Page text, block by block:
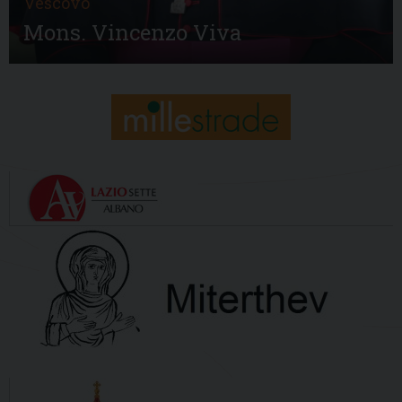
Mons. Vincenzo Viva